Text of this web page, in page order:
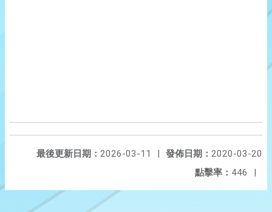
發佈日期： 2020-03-20
最後更新日期： 2026-03-11
|
點擊率： 446 |